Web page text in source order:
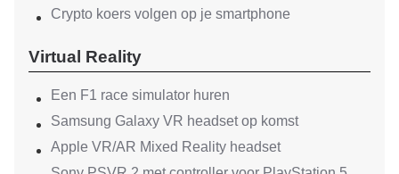
Crypto koers volgen op je smartphone
Virtual Reality
Een F1 race simulator huren
Samsung Galaxy VR headset op komst
Apple VR/AR Mixed Reality headset